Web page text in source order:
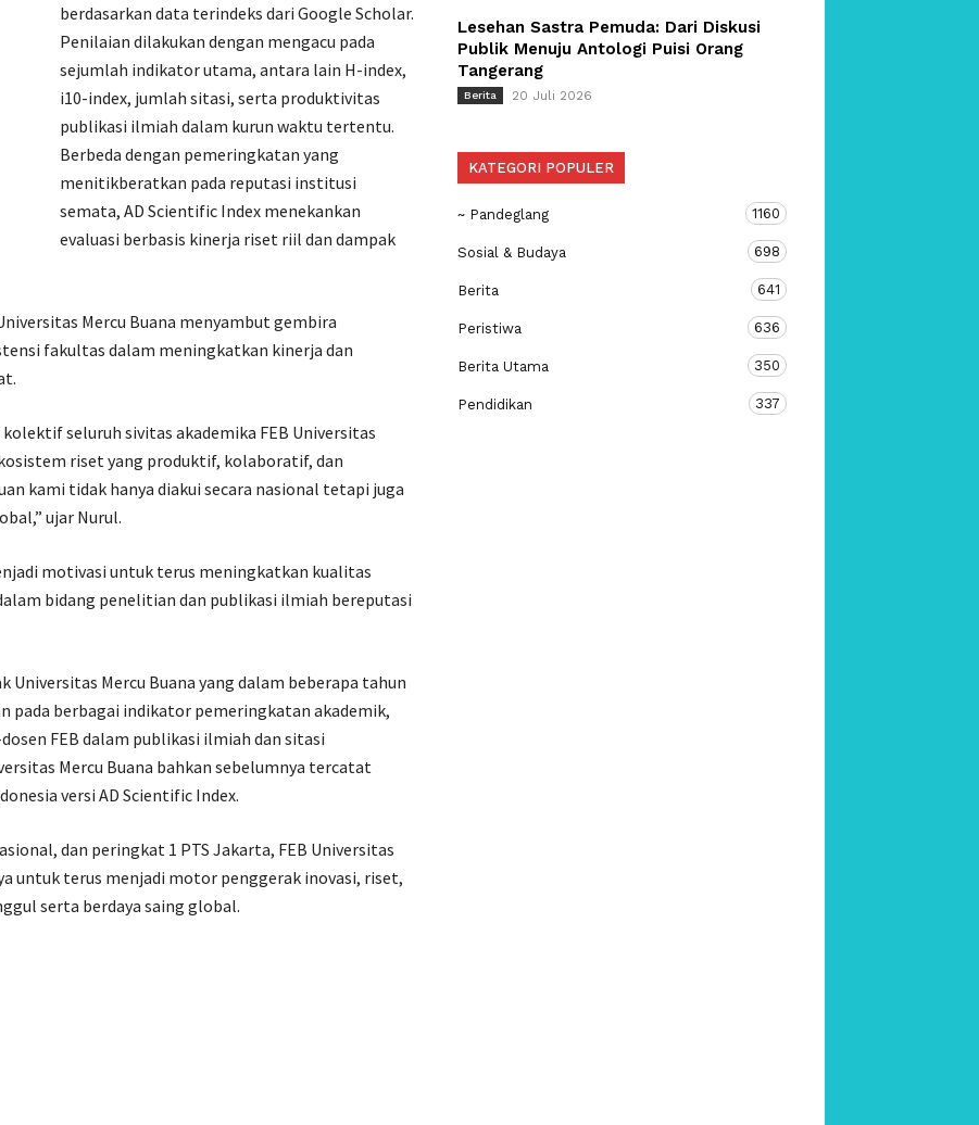
berdasarkan data terindeks dari Google Scholar.
Penilaian dilakukan dengan mengacu pada
sejumlah indikator utama, antara lain H-index,
i10-index, jumlah sitasi, serta produktivitas
publikasi ilmiah dalam kurun waktu tertentu.
Berbeda dengan pemeringkatan yang
menitikberatkan pada reputasi institusi
semata, AD Scientific Index menekankan
evaluasi berbasis kinerja riset riil dan dampak
Mercu Buana menyambut gembira
fakultas dalam meningkatkan kinerja dan
seluruh sivitas akademika FEB Universitas
riset yang produktif, kolaboratif, dan
kami tidak hanya diakui secara nasional tetapi juga
ujar Nurul.
motivasi untuk terus meningkatkan kualitas
bidang penelitian dan publikasi ilmiah bereputasi
Universitas Mercu Buana yang dalam beberapa tahun
pada berbagai indikator pemeringkatan akademik,
FEB dalam publikasi ilmiah dan sitasi
Mercu Buana bahkan sebelumnya tercatat
versi AD Scientific Index.
dan peringkat 1 PTS Jakarta, FEB Universitas
untuk terus menjadi motor penggerak inovasi, riset,
serta berdaya saing global.
Lesehan Sastra Pemuda: Dari Diskusi
Publik Menuju Antologi Puisi Orang
Tangerang
Berita 20 Juli 2026
KATEGORI POPULER
~ Pandeglang 1160
Sosial & Budaya 698
Berita 641
Peristiwa 636
Berita Utama 350
Pendidikan 337